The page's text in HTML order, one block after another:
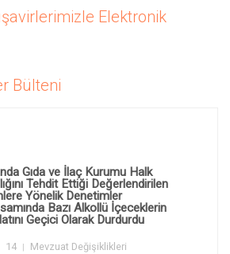
Elektronik
Bülteni
Gıda ve İlaç Kurumu Halk
Tehdit Ettiği Değerlendirilen
Yönelik Denetimler
Bazı Alkollü İçeceklerin
Geçici Olarak Durdurdu
14 Mevzuat Değişiklikleri